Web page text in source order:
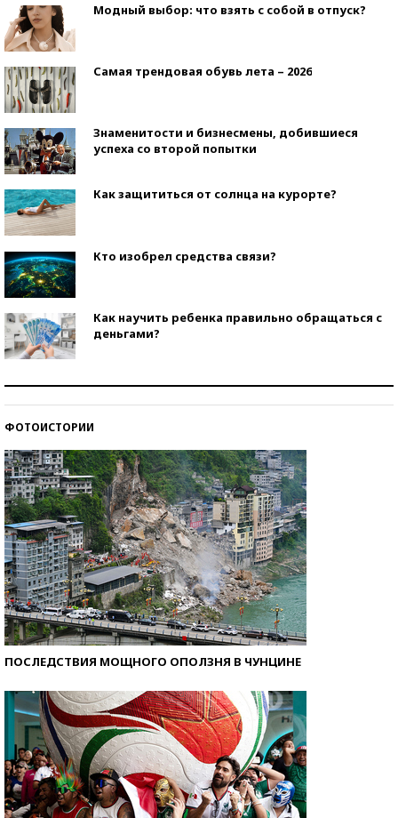
Модный выбор: что взять с собой в отпуск?
Самая трендовая обувь лета – 2026
Знаменитости и бизнесмены, добившиеся
успеха со второй попытки
Как защититься от солнца на курорте?
Кто изобрел средства связи?
Как научить ребенка правильно обращаться с
деньгами?
ФОТОИСТОРИИ
ПОСЛЕДСТВИЯ МОЩНОГО ОПОЛЗНЯ В ЧУНЦИНЕ